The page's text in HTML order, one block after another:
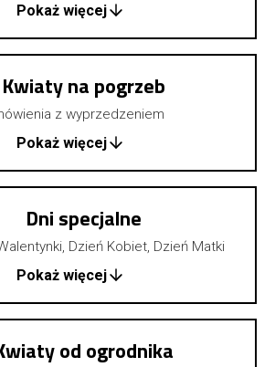
Pokaż więcej
Kwiaty na pogrzeb
z wyprzedzeniem
Pokaż więcej
Dni specjalne
Dzień Kobiet, Dzień Matki
Pokaż więcej
od ogrodnika